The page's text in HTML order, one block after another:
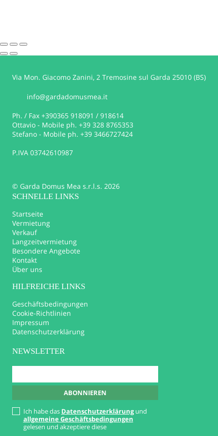
Via Mon. Giacomo Zanini, 2 Tremosine sul Garda 25010 (BS)
info@gardadomusmea.it
Ph. / Fax +390365 918091 / 918614
Ottavio - Mobile ph. +39 328 8765353
Stefano - Mobile ph. +39 3466727424
P.IVA 03742610987
© Garda Domus Mea s.r.l.s. 2026
SCHNELLE LINKS
Startseite
Vermietung
Verkauf
Langzeitvermietung
Besondere Angebote
Kontakt
Über uns
HILFREICHE LINKS
Geschäftsbedingungen
Cookie-Richtlinien
Impressum
Datenschutzerklärung
NEWSLETTER
Ich habe das Datenschutzerklärungund
allgemeine Geschäftsbedingungen
gelesen und akzeptiere diese